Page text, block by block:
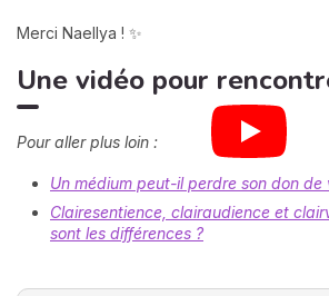
Merci Naellya ! ✨
Une vidéo pour
Pour aller plus loin :
Un médium peut-il perdre son don de
Clairesentience, clairaudience et
sont les différences ?